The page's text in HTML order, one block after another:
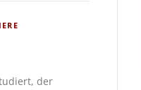
der